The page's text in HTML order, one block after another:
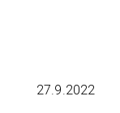
27.9.2022